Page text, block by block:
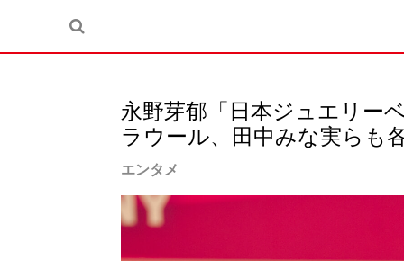
永野芽郁「日本ジュエリー
ラウール、田中みな実らも
エンタメ